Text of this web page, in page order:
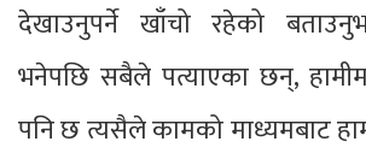
देखाउनुपर्ने खाँचो रहेको
भनेपछि सबैले पत्याएका छन्,
पनि छ त्यसैले कामको माध्यमबाट